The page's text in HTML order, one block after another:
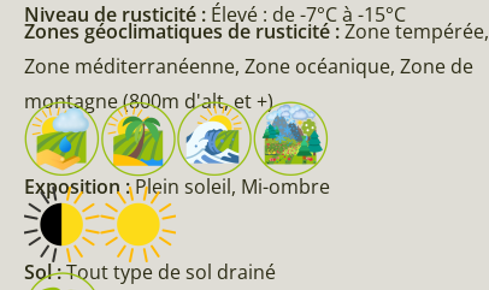
Niveau de rusticité : Élevé : de -7°C à -15°C
Zones géoclimatiques de rusticité :Zone tempérée,
Zone méditerranéenne, Zone océanique, Zone de
montagne (800m d'alt, et +)
Exposition :Plein soleil, Mi-ombre
Sol :Tout type de sol drainé